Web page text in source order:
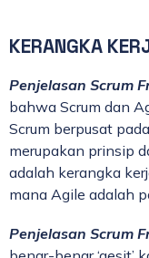
KERANGKA
Penjelasan Scrum
bahwa Scrum dan
Scrum berpusat
merupakan prinsip
adalah kerangka
mana Agile adalah
Penjelasan Scrum